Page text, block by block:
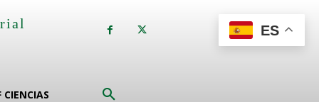
CIENCIAS
ES